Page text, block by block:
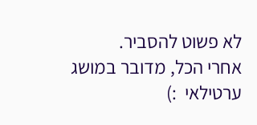
לא פשוט להסביר.
אחרי הכל, מדובר במושג
ערטילאי :)